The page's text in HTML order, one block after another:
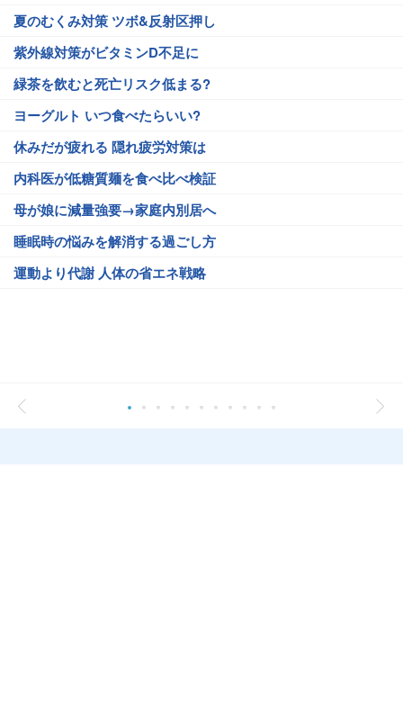
夏のむくみ対策 ツボ&反射区押し
紫外線対策がビタミンD不足に
緑茶を飲むと死亡リスク低まる?
ヨーグルト いつ食べたらいい?
休みだが疲れる 隠れ疲労対策は
内科医が低糖質麺を食べ比べ検証
母が娘に減量強要→家庭内別居へ
睡眠時の悩みを解消する過ごし方
運動より代謝 人体の省エネ戦略